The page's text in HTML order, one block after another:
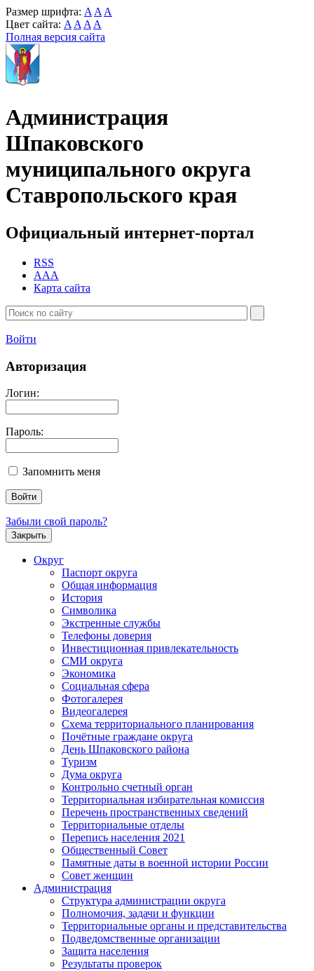
Размер шрифта: A A A
Цвет сайта: A A A A
Полная версия сайта
Администрация
Шпаковского
муниципального округа
Ставропольского края
Официальный интернет-портал
RSS
AAA
Карта сайта
Войти
Авторизация
Логин:
Пароль:
Запомнить меня
Забыли свой пароль?
Закрыть
Округ
Паспорт округа
Общая информация
История
Символика
Экстренные службы
Телефоны доверия
Инвестиционная привлекательность
СМИ округа
Экономика
Социальная сфера
Фотогалерея
Видеогалерея
Схема территориального планирования
Почётные граждане округа
День Шпаковского района
Туризм
Дума округа
Контрольно счетный орган
Территориальная избирательная комиссия
Перечень пространственных сведений
Территориальные отделы
Перепись населения 2021
Общественный Совет
Памятные даты в военной истории России
Совет женщин
Администрация
Структура администрации округа
Полномочия, задачи и функции
Территориальные органы и представительства
Подведомственные организации
Защита населения
Результаты проверок